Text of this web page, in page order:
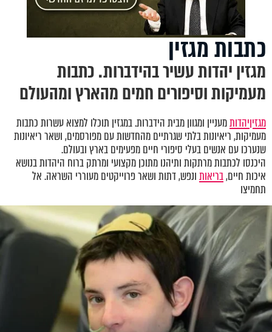
כתבות מגזין
מגזין יהדות עשיר בהידברות. כתבות
מעמיקות וסיפורים חמים מהארץ ומהעולם
מגזיןיהדותמעניין ומגוון מבית הידברות. במגזין תוכלו למצוא עשרות כתבות
מעמיקות, ריאיונות בלתי שגרתיים מהחדשות עם מפורסמים, ושאר ריאיונות
שנערכו עם אנשים בעלי סיפורי חיים מפעימים בארץ ובעולם.
היכנסו לכתבות מרתקות ותיהנו מתוכן מקצועי ומרתק ברוח היהדות בנושא
איכות חיים,בריאותונפש, דתות ושאר פרוייקטים מעוררי השראה. אל
תחמיצו